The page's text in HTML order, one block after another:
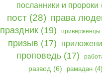
посланники и пророки
пост (28) права
праздник (19)
призыв (17)
проповедь (17)
развод (6) рамадан (4)